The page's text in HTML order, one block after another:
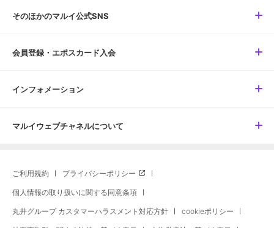
そのほかのマルイ公式SNS
会員登録・エポスカード入会
インフォメーション
マルイウェブチャネルについて
ご利用規約 プライバシーポリシー
個人情報の取り扱いに関する同意条項
丸井グループ カスタマーハラスメント対応方針 cookieポリシー